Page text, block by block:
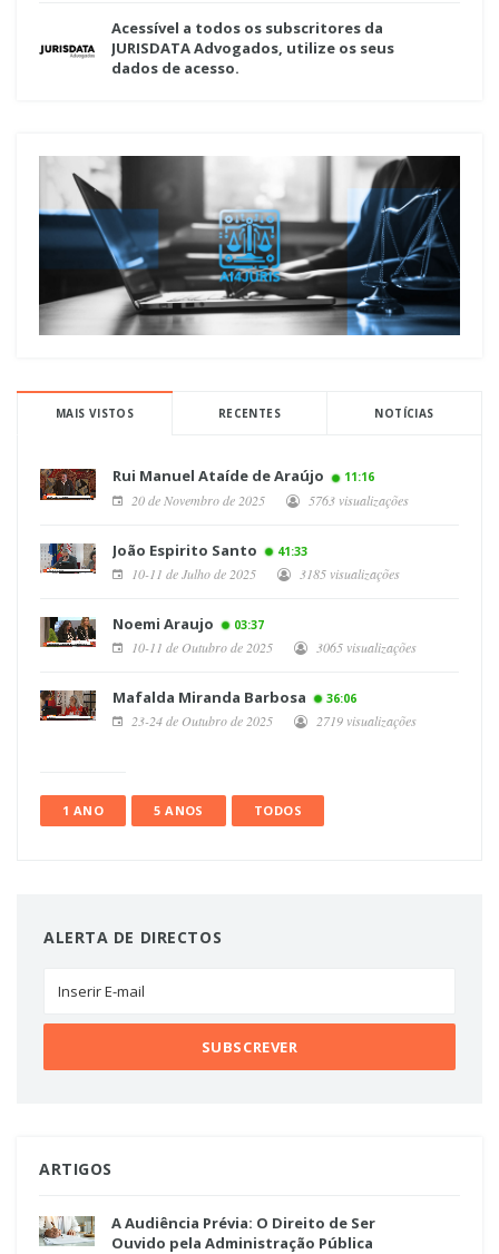
Acessível a todos os subscritores da
JURISDATA Advogados, utilize os seus
dados de acesso.
MAIS VISTOS RECENTES NOTÍCIAS
Rui Manuel Ataíde de Araújo 11:16
20 de Novembro de 2025 5763 visualizações
João Espirito Santo 41:33
10-11 de Julho de 2025 3185 visualizações
Noemi Araujo 03:37
10-11 de Outubro de 2025 3065 visualizações
Mafalda Miranda Barbosa 36:06
23-24 de Outubro de 2025 2719 visualizações
1 ANO 5 ANOS TODOS
ALERTA DE DIRECTOS
ARTIGOS
A Audiência Prévia: O Direito de Ser
Ouvido pela Administração Pública